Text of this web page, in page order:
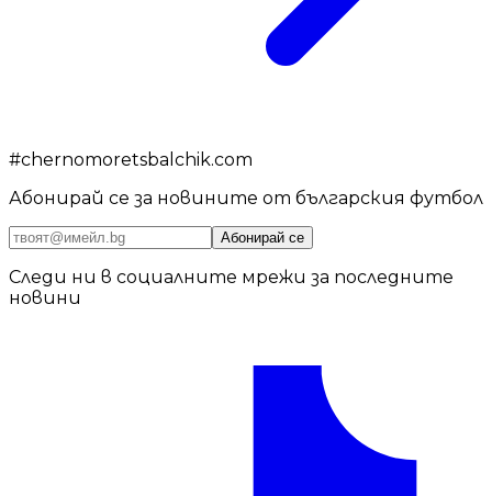
#chernomoretsbalchik.com
Абонирай се за новините от българския футбол
Абонирай се
Следи ни в социалните мрежи за последните
новини